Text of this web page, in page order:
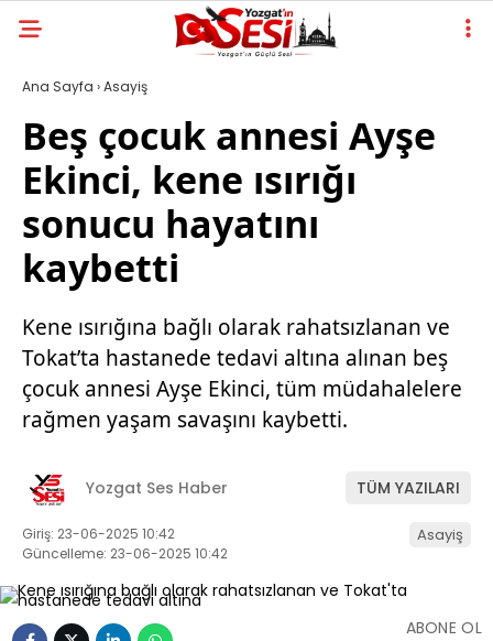
Ana Sayfa ›Asayiş
Beş çocuk annesi Ayşe
Ekinci, kene ısırığı
sonucu hayatını
kaybetti
Kene ısırığına bağlı olarak rahatsızlanan ve
Tokat’ta hastanede tedavi altına alınan beş
çocuk annesi Ayşe Ekinci, tüm müdahalelere
rağmen yaşam savaşını kaybetti.
Yozgat Ses Haber TÜM YAZILARI
Giriş: 23-06-2025 10:42
Güncelleme: 23-06-2025 10:42
Asayiş
ABONE OL